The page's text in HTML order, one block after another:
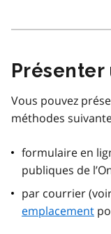
Vous pouvez
méthodes
formulaire en
publiques de
par courrier
emplacement